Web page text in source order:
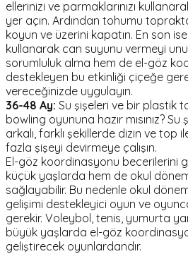
ellerinizi ve parmaklarınızı
yer açın. Ardından tohumu
koyun ve üzerini kapatın. En son ise
kullanarak can suyunu vermeyi
sorumluluk alma hem de el-göz
destekleyen bu etkinliği çiçeğe
vereceğinizde uygulayın.
36-48 Ay: Su şişeleri ve bir plastik
bowling oyununa hazır mısınız?
arkalı, farklı şekillerde dizin ve top
fazla şişeyi devirmeye çalışın.
El-göz koordinasyonu becerilerini
küçük yaşlarda hem de okul
sağlayabilir. Bu nedenle okul
gelişimi destekleyici oyun ve
gerekir. Voleybol, tenis, yumurta
büyük yaşlarda el-göz
geliştirecek oyunlardandır.